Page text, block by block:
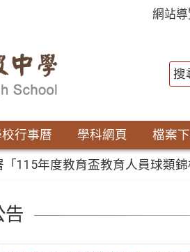
網站導
校行事曆 學科網頁 檔案
115年度教育盃教育人員球類錦
告